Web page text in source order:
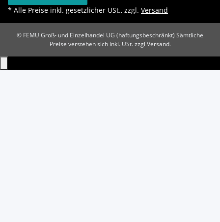
* Alle Preise inkl. gesetzlicher USt., zzgl. Versand
© FEMU Groß- und Einzelhandel UG (haftungsbeschränkt) Sämtliche
Preise verstehen sich inkl. USt. zzgl Versand.